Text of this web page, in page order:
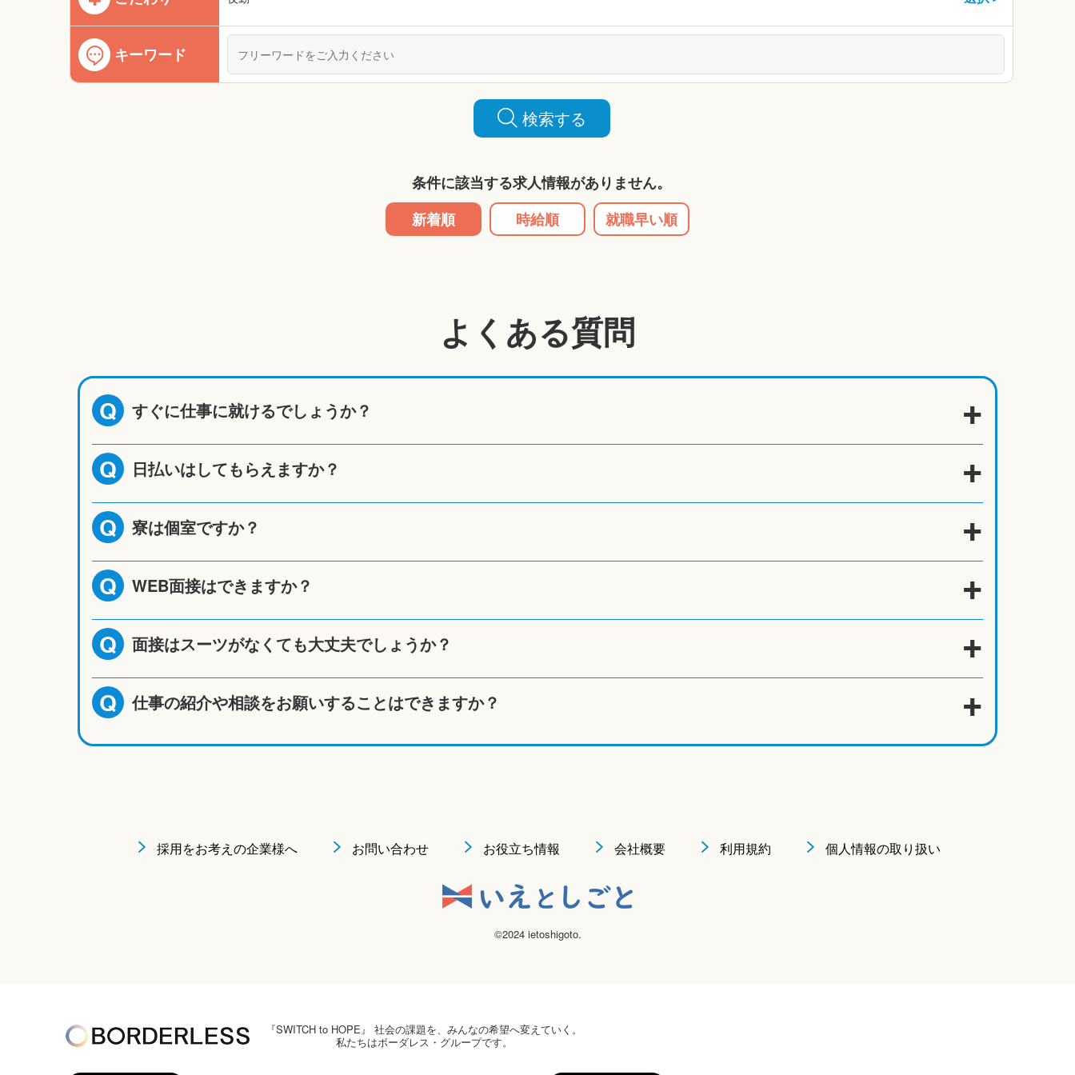
キーワード
検索する
条件に該当する求人情報がありません。
新着順
時給順 就職早い順
よくある質問
Q すぐに仕事に就けるでしょうか？
Q 日払いはしてもらえますか？
Q 寮は個室ですか？
Q WEB面接はできますか？
Q 面接はスーツがなくても大丈夫でしょうか？
Q 仕事の紹介や相談をお願いすることはできますか？
採用をお考えの企業様へ お問い合わせ お役立ち情報 会社概要 利用規約 個人情報の取り扱い
©2024 ietoshigoto.
『SWITCH to HOPE』 社会の課題を、みんなの希望へ変えていく。
私たちはボーダレス・グループです。